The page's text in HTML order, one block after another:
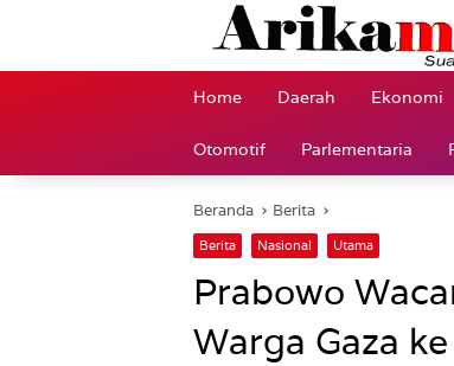
Home Daerah Ekonomi
Otomotif Parlementaria
Beranda Berita
Berita Nasional Utama
Prabowo
Warga Gaza